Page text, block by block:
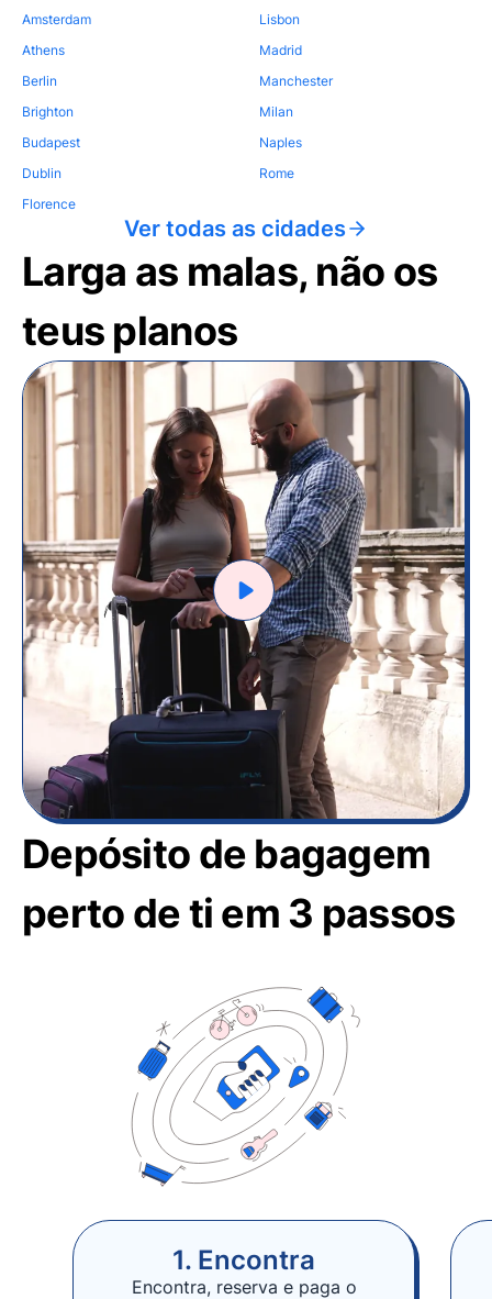
Amsterdam
Athens
Berlin
Brighton
Budapest
Dublin
Florence
Lisbon
Madrid
Manchester
Milan
Naples
Rome
Ver todas as cidades
Larga as malas, não os
teus planos
Depósito de bagagem
perto de ti em 3 passos
1. Encontra
Encontra, reserva e paga o